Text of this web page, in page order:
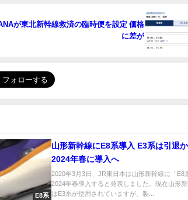
が東北新幹線救済の臨時便を設定 価格
に差が
E8系
山形新幹線にE8系導入 E3系は引
2024年春に導入へ
2020年3月3日、JR東日本は山形新幹線に「E8
2024年春導入すると発表しました。現在山形
はE3系が使用されていますが、製...